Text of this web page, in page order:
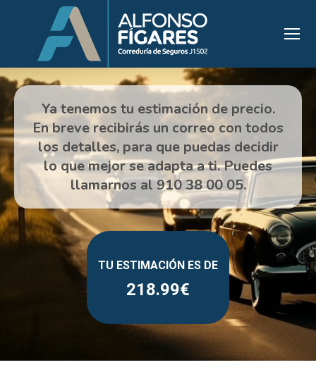
218.99
Estás aquí: